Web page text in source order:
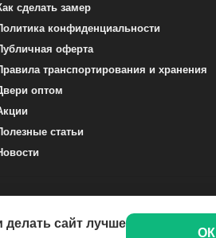
сделать замер
конфиденциальности
оферта
транспортирования и хранения
оптом
статьи
делать сайт лучше
ОК